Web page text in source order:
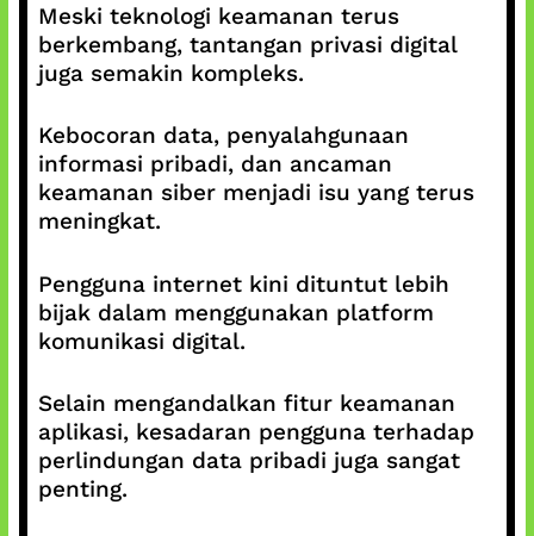
Meski teknologi keamanan terus
berkembang, tantangan privasi digital
juga semakin kompleks.
Kebocoran data, penyalahgunaan
informasi pribadi, dan ancaman
keamanan siber menjadi isu yang terus
meningkat.
Pengguna internet kini dituntut lebih
bijak dalam menggunakan platform
komunikasi digital.
Selain mengandalkan fitur keamanan
aplikasi, kesadaran pengguna terhadap
perlindungan data pribadi juga sangat
penting.